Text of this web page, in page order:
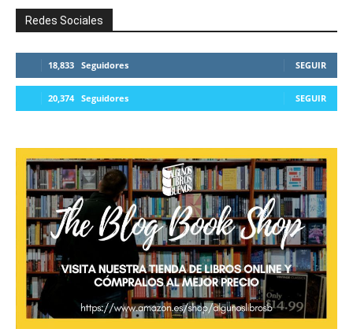
Redes Sociales
18,833 Seguidores SEGUIR
20,374 Seguidores SEGUIR